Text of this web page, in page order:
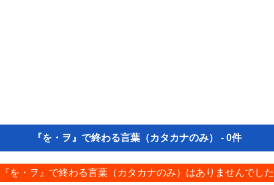
『を・ヲ』で終わる言葉（カタカナのみ） - 0件
『を・ヲ』で終わる言葉（カタカナのみ）はありませんでした